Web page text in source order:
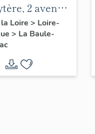
2 avenue
Loire > Loire-
> La Baule-